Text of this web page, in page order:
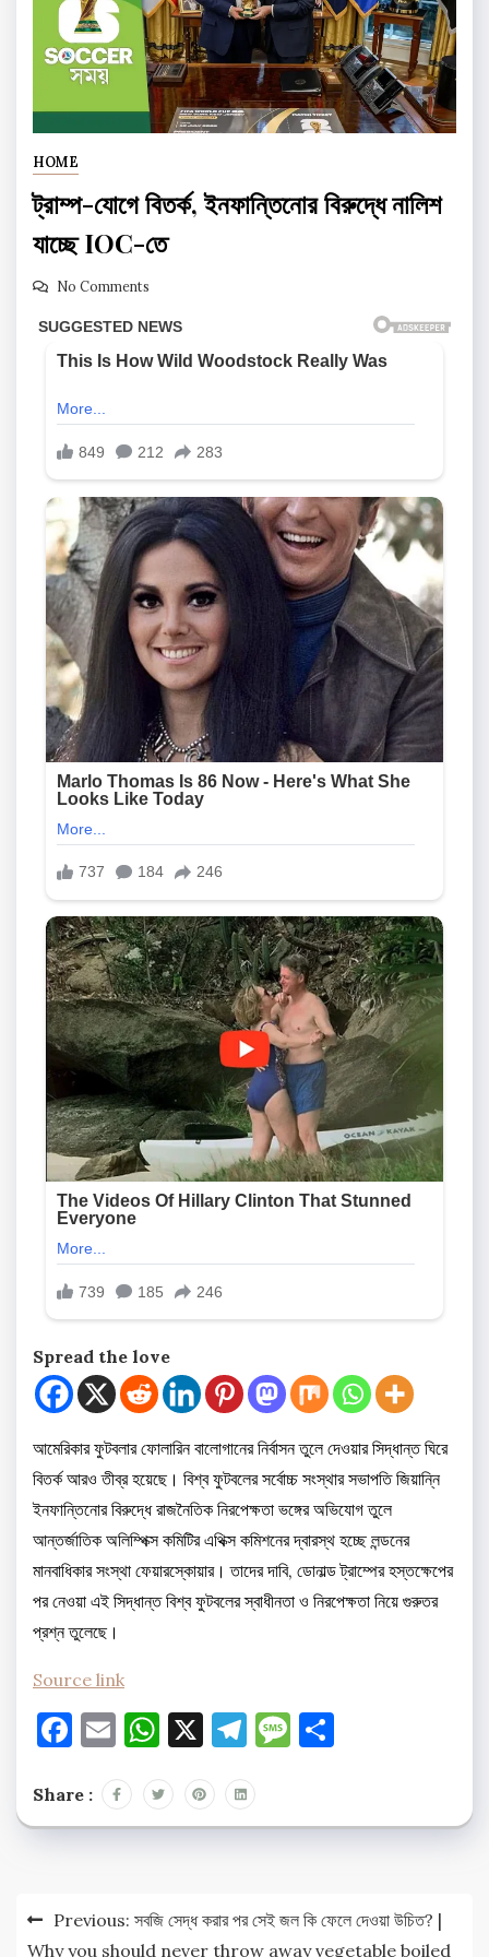
HOME
ট্রাম্প-যোগে বিতর্ক, ইনফান্তিনোর বিরুদ্ধে নালিশ
যাচ্ছে IOC-তে
No Comments
Spread the love
আমেরিকার ফুটবলার ফোলারিন বালোগানের নির্বাসন তুলে দেওয়ার সিদ্ধান্ত ঘিরে
বিতর্ক আরও তীব্র হয়েছে। বিশ্ব ফুটবলের সর্বোচ্চ সংস্থার সভাপতি জিয়ান্নি
ইনফান্তিনোর বিরুদ্ধে রাজনৈতিক নিরপেক্ষতা ভঙ্গের অভিযোগ তুলে
আন্তর্জাতিক অলিম্পিক্স কমিটির এথিক্স কমিশনের দ্বারস্থ হচ্ছে লন্ডনের
মানবাধিকার সংস্থা ফেয়ারস্কোয়ার। তাদের দাবি, ডোনাল্ড ট্রাম্পের হস্তক্ষেপের
পর নেওয়া এই সিদ্ধান্ত বিশ্ব ফুটবলের স্বাধীনতা ও নিরপেক্ষতা নিয়ে গুরুতর
প্রশ্ন তুলেছে।
Source link
Facebook
EmailWhatsApp
X Telegram
Message
Share :
PostPrevious: সবজি সেদ্ধ করার পর সেই জল কি ফেলে দেওয়া উচিত? |
Why you should never throw away vegetable boiled